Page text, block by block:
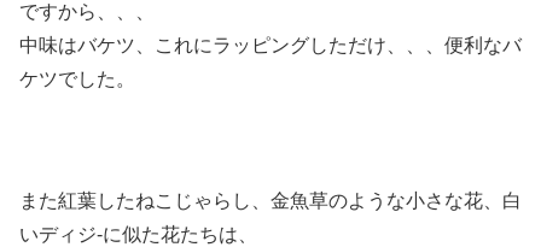
ですから、、、
中味はバケツ、これにラッピングしただけ、、、便利なバ
ケツでした。
また紅葉したねこじゃらし、金魚草のような小さな花、白
いディジ-に似た花たちは、